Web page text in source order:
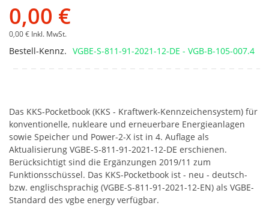
0,00 €
0,00 € Inkl. MwSt.
Bestell-Kennz. VGBE-S-811-91-2021-12-DE - VGB-B-105-007.4
Das KKS-Pocketbook (KKS - Kraftwerk-Kennzeichensystem) für
konventionelle, nukleare und erneuerbare Energieanlagen
sowie Speicher und Power-2-X ist in 4. Auflage als
Aktualisierung VGBE-S-811-91-2021-12-DE erschienen.
Berücksichtigt sind die Ergänzungen 2019/11 zum
Funktionsschüssel. Das KKS-Pocketbook ist - neu - deutsch-
bzw. englischsprachig (VGBE-S-811-91-2021-12-EN) als VGBE-
Standard des vgbe energy verfügbar.